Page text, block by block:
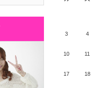
3 4
10 11
17 18